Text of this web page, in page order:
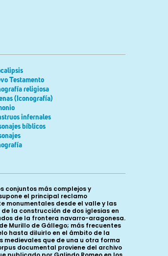
Testamento
religiosa
(Iconografía)
infernales
bíblicos
al Maestro Jordán. Después, ya en el último cuarto del XII y los primeros años del XIII, será prior y abad de San Esteban Pedro de la Peza. En esa época conocemos los primeros datos concretos de la organización de la comunidad de San Esteban; estaba integrada por diez clérigos, cinco diáconos y un subdiácono. Durante su mandato crecerá otra vez el patrimonio de la abadía, especialmente tras la donación de Sossito. Elena Piedrafita considera que para entonces la abadía de Sos había completado ya su patrimonio, observándose un evidente estancamiento, iniciado ya en el siglo anterior. Finalmente los clérigos se desentenderán de la explotación directa de los bienes de la abadía, cediéndolos en bloque a particulares, mediante el cobro de una elevada compensación monetaria. Las inscripciones epigráficas son otra fuente relevante de información documental. La primera que puede ilustrar la historia de la iglesia se encuentra en la galería abierta a los pies de la iglesia baja. Sobre una cruz inscrita en un disco, similar a otras que se distribuyen en todo el espacio, se lee STEFANIA. Desde el punto de vista cronológico, Cabañero y Escribano la han situado entre los siglos XII y XIII. Como las demás cruces, su finalidad sería también funeraria. Junto con otro rótulo de identificación de una de las figuras de las jambas, se ha relacionado desde antiguo con la reina Estefanía, esposa de García el de Nájera, hijo a su vez de Sancho, el Mayor (Galindo Romeo, 1929). Esta identificación ha supuesto la ayuda de la reina a la construcción del templo, una ayuda con respecto a la cual carecemos de evidencia documental. Sin embargo,